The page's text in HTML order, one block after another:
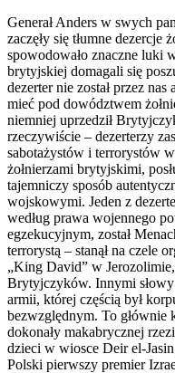
Generał Anders w swych
zaczęły się tłumne dezercje
spowodowało znaczne luki
brytyjskiej domagali się
dezerter nie został przez
mieć pod dowództwem
niemniej uprzedził
rzeczywiście – dezerterzy
sabotażystów i terrorystów
żołnierzami brytyjskimi,
tajemniczy sposób
wojskowymi. Jeden z
według prawa wojennego
egzekucyjnym, został
terrorystą – stanął na czele
„King David” w
Brytyjczyków. Innymi
armii, której częścią był
bezwzględnym. To głównie
dokonały makabrycznej
dzieci w wiosce Deir el-
Polski pierwszy premier